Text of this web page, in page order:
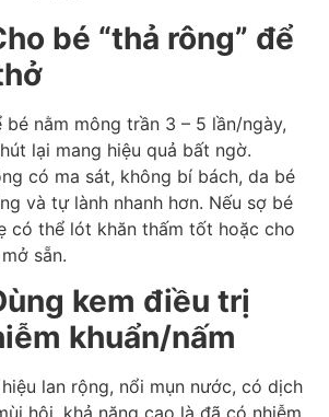
bé “thả rông” để
bé nằm mông trần 3 – 5 lần/ngày,
lại mang hiệu quả bất ngờ.
có ma sát, không bí bách, da bé
và tự lành nhanh hơn. Nếu sợ bé
có thể lót khăn thấm tốt hoặc cho
sẵn.
kem điều trị
khuẩn/nấm
lan rộng, nổi mụn nước, có dịch